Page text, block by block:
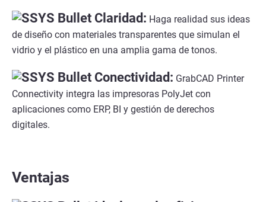
Claridad: Haga realidad sus ideas
de diseño con materiales transparentes que simulan el
vidrio y el plástico en una amplia gama de tonos.
Conectividad: GrabCAD Printer
Connectivity integra las impresoras PolyJet con
aplicaciones como ERP, BI y gestión de derechos
digitales.
Ventajas